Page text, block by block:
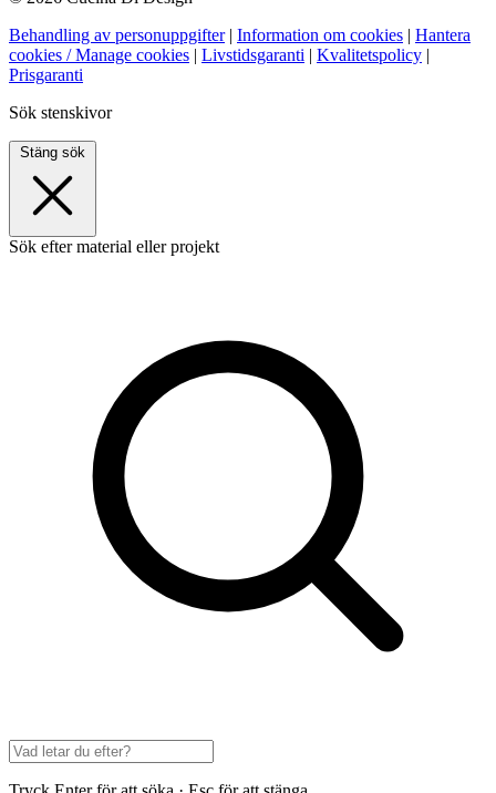
Behandling av personuppgifter | Information om cookies | Hantera
cookies / Manage cookies | Livstidsgaranti | Kvalitetspolicy |
Prisgaranti
Sök stenskivor
Stäng sök
Sök efter material eller projekt